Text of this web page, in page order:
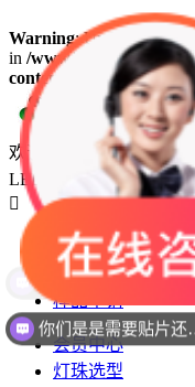
Warning: Undefined
in /www/wwwroot/
content/plugins/
欢迎咨询
LED灯珠生产厂家台宏

会员中心
灯珠选型
样品申请
会员中心
灯珠选型